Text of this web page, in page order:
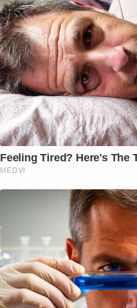
Feeling Tired? Here's The
MEDVI